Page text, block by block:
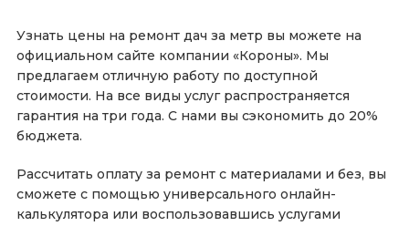
Узнать цены на ремонт дач за метр вы можете на
официальном сайте компании «Короны». Мы
предлагаем отличную работу по доступной
стоимости. На все виды услуг распространяется
гарантия на три года. С нами вы сэкономить до 20%
бюджета.
Рассчитать оплату за ремонт с материалами и без, вы
сможете с помощью универсального онлайн-
калькулятора или воспользовавшись услугами